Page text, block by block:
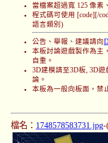
當檔案超過寬 125 像素
程式碼可使用 [code][/
語言類別)
公告、舉報、建議請向
本板討論遊戲製作為主
自重。
3D建模請至3D板, 3D遊
論。
本板為一般向板面，禁
檔名： 1748578583731.jpg-